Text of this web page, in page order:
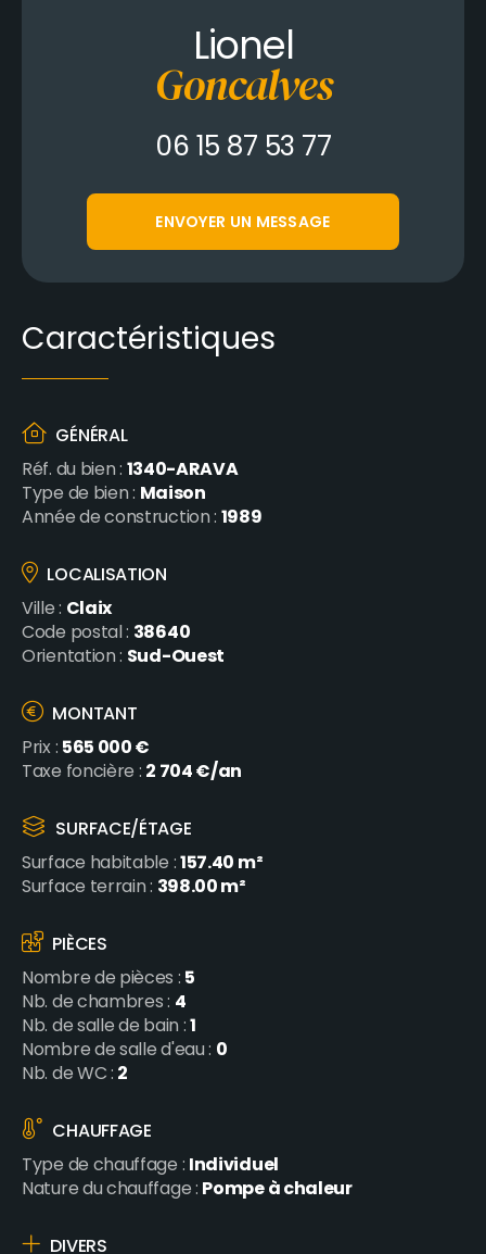
Caractéristiques
GÉNÉRAL
Réf. du bien :1340-ARAVA
Type de bien : Maison
Année de construction :1989
LOCALISATION
Ville : Claix
Code postal : 38640
Orientation : Sud-Ouest
MONTANT
Prix :565 000 €
Taxe foncière :2 704 €/an
SURFACE/ÉTAGE
Surface habitable :157.40 m²
Surface terrain : 398.00 m²
PIÈCES
Nombre de pièces :5
Nb. de chambres : 4
Nb. de salle de bain :1
Nombre de salle d'eau : 0
Nb. de WC :2
CHAUFFAGE
Type de chauffage :Individuel
Nature du chauffage :Pompe à chaleur
DIVERS
Lionel
Goncalves
06 15 87 53 77
ENVOYER UN MESSAGE